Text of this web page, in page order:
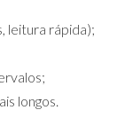
leitura rápida);
longos.